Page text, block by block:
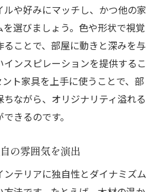
や好みにマッチし、かつ他の家
選びましょう。色や形状で視覚
ことで、部屋に動きと深みを与
ンスピレーションを提供するこ
ト家具を上手に使うことで、部
ながら、オリジナリティ溢れる
きるのです。
の雰囲気を演出
テリアに独自性とダイナミズム